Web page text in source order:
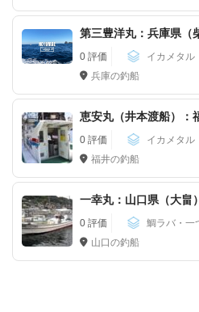
第三豊洋丸：兵庫県（
0 評価
イカメタル
兵庫の釣船
恵安丸（井本渡船）：
0 評価
イカメタル
福井の釣船
一幸丸：山口県（大畠）
0 評価
鯛ラバ・一
山口の釣船